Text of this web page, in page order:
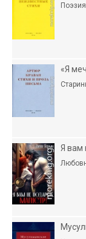
«Я
Я вам